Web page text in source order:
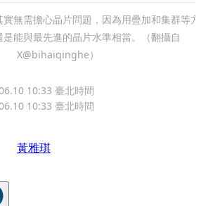
無需擔心晶片問題，因為用疊加和集群等方
能與最先進的晶片水準相當。（翻攝自
X@bihaiqinghe）
10:33 臺北時間
10:33 臺北時間
黃雅琪